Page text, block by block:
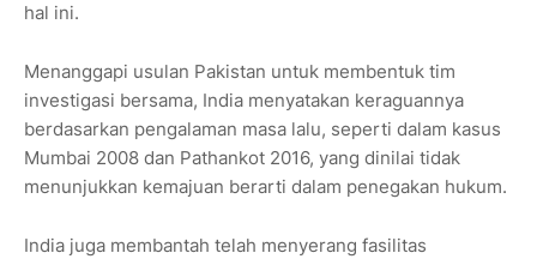
hal ini.
Menanggapi usulan Pakistan untuk membentuk tim
investigasi bersama, India menyatakan keraguannya
berdasarkan pengalaman masa lalu, seperti dalam kasus
Mumbai 2008 dan Pathankot 2016, yang dinilai tidak
menunjukkan kemajuan berarti dalam penegakan hukum.
India juga membantah telah menyerang fasilitas